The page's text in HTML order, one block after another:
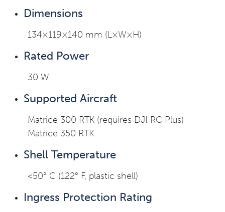
Dimensions
​134×119×140 mm (L×W×H)
Rated Power
​30 W
Supported Aircraft
​Matrice 300 RTK (requires DJI RC Plus)
​Matrice 350 RTK
Shell Temperature
​<50° C (122° F, plastic shell)
Ingress Protection Rating